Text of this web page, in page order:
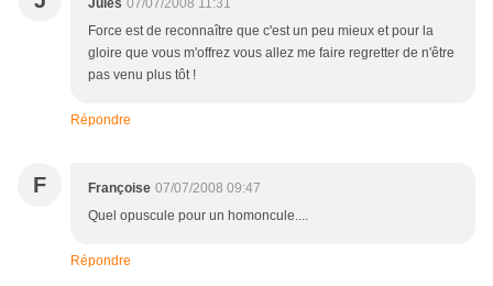
Jules 07/07/2008 11:31
Force est de reconnaître que c'est un peu mieux et pour la
gloire que vous m'offrez vous allez me faire regretter de n'être
pas venu plus tôt !
Répondre
F Françoise 07/07/2008 09:47
Quel opuscule pour un homoncule....
Répondre